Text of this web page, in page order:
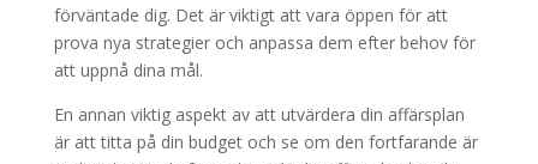
förväntade dig. Det är viktigt att vara öppen för att
prova nya strategier och anpassa dem efter behov för
att uppnå dina mål.
En annan viktig aspekt av att utvärdera din affärsplan
är att titta på din budget och se om den fortfarande är